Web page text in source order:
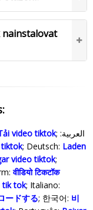
video tiktok ; العربية:
; Deutsch: Laden
video tiktok;
वीडियो टिकटॉक
tik tok; Italiano:
ードする; 한국어: 비